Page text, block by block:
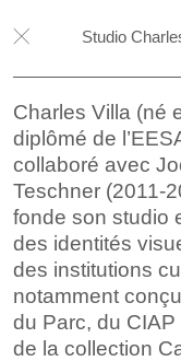
Studio
Charles Villa (né
diplômé de
collaboré avec
Teschner (2011-
fonde son studio
des identités
des institutions
notamment
du Parc, du CIAP
de la collection